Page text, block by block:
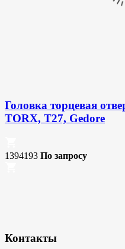
Головка торцевая
TORX, T27, Gedore
1394193 По запросу
Контакты